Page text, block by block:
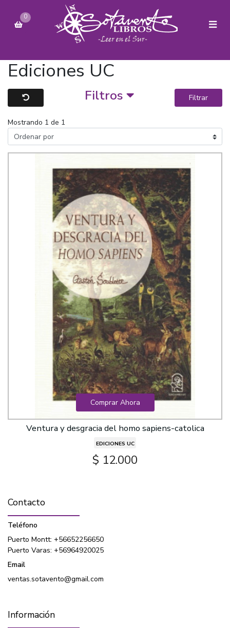
0
Ediciones UC
Filtros Filtrar
Mostrando 1 de 1
Comprar Ahora
Ventura y desgracia del homo sapiens-catolica
EDICIONES UC
$ 12.000
Contacto
Teléfono
Puerto Montt: +56652256650
Puerto Varas: +56964920025
Email
ventas.sotavento@gmail.com
Información